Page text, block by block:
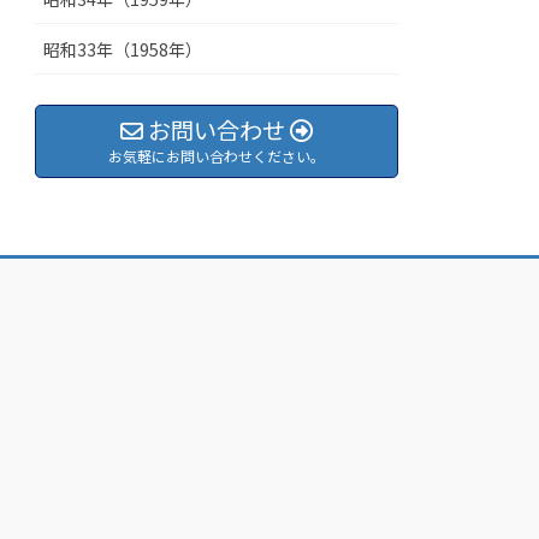
昭和33年（1958年）
お問い合わせ
お気軽にお問い合わせください。